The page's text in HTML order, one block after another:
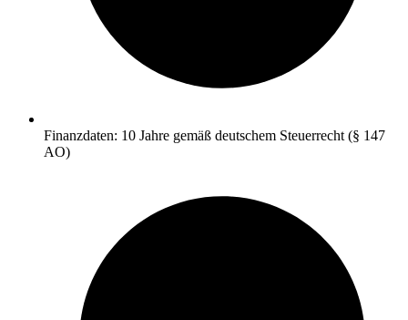
Finanzdaten: 10 Jahre gemäß deutschem Steuerrecht (§ 147
AO)